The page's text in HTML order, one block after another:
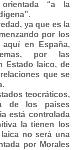
orientada “a la
ya que es la
por los
aquí en España,
por las
Estado laico, de
que se
teocráticos,
de los países
está controlada
la tienen los
no será una
por Morales